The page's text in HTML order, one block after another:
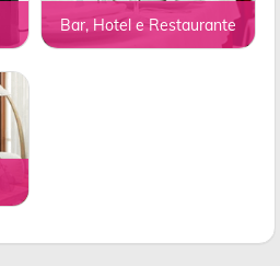
Bar, Hotel e Restaurante